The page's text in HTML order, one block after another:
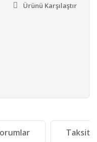
Ürünü Karşılaştır
Taksit